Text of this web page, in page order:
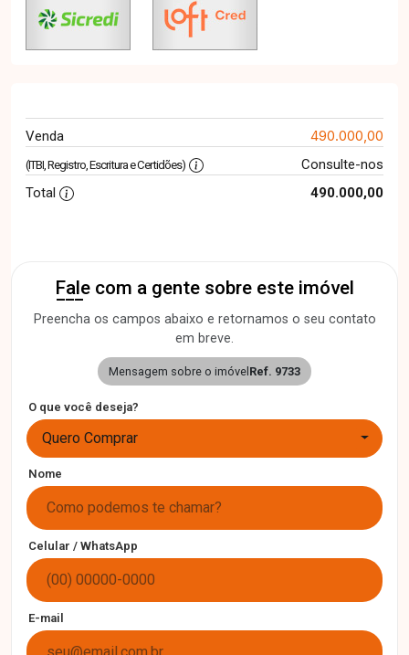
Venda 490.000,00
(ITBI, Registro, Escritura e Certidões)
Consulte-nos
Total
490.000,00
Fale com a gente sobre este imóvel
Preencha os campos abaixo e retornamos o seu contato
em breve.
Mensagem sobre o imóvelRef. 9733
O que você deseja?
Quero Comprar
Nome
Celular / WhatsApp
E-mail